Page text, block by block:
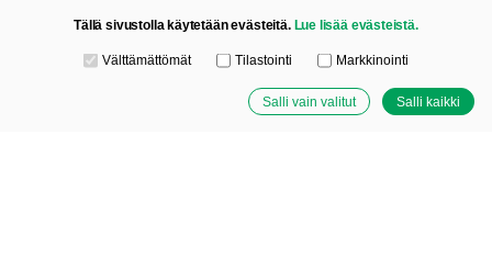
Tällä sivustolla käytetään evästeitä. Lue lisää evästeistä.
Valitse käytettävät evästeet
Välttämättömät Tilastointi Markkinointi
Salli vain valitut Salli kaikki